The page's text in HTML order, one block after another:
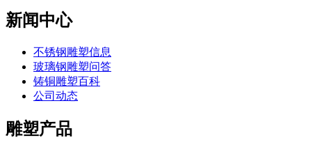
新闻中心
不锈钢雕塑信息
玻璃钢雕塑问答
铸铜雕塑百科
公司动态
雕塑产品